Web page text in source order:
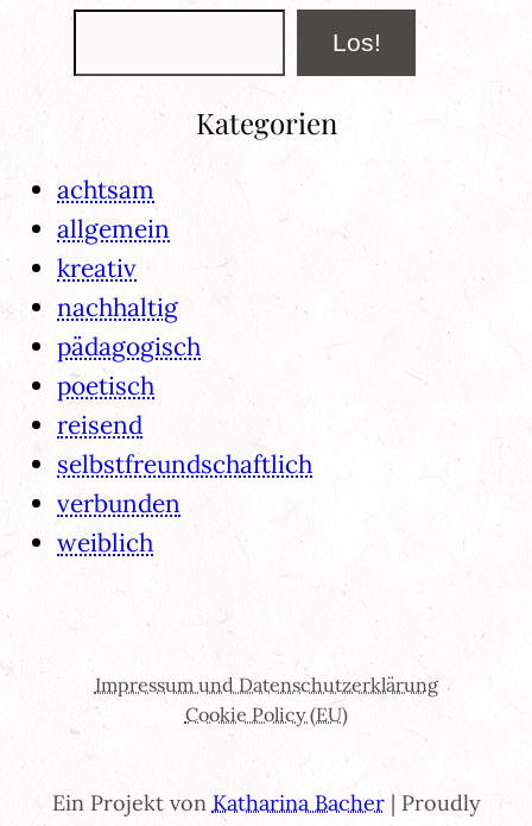
Suchen Los!
Kategorien
achtsam
allgemein
kreativ
nachhaltig
pädagogisch
poetisch
reisend
selbstfreundschaftlich
verbunden
weiblich
Impressum und Datenschutzerklärung
Cookie Policy (EU)
Ein Projekt von Katharina Bacher| Proudly